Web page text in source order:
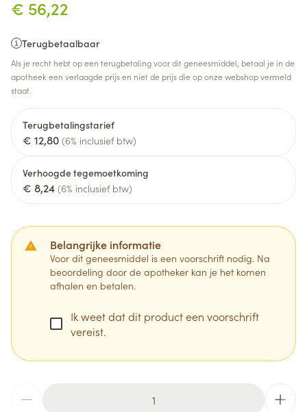
€ 56,22
Terugbetaalbaar
Als je recht hebt op een terugbetaling voor dit geneesmiddel, betaal je in de
apotheek een verlaagde prijs en niet de prijs die op onze webshop vermeld
staat.
Terugbetalingstarief
€ 12,80 (6% inclusief btw)
Verhoogde tegemoetkoming
€ 8,24 (6% inclusief btw)
Belangrijke informatie
Voor dit geneesmiddel is een voorschrift nodig. Na
beoordeling door de apotheker kan je het komen
afhalen en betalen.
Ik weet dat dit product een voorschrift
vereist.